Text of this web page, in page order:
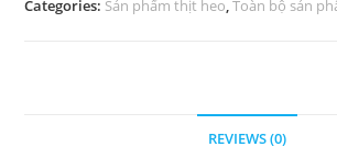
Categories: Sản phẩm thịt heo,Toàn bộ sản
REVIEWS (0)